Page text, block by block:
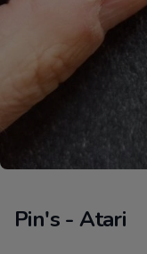
Pin's - Atari